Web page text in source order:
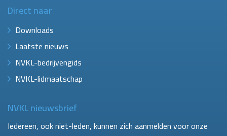
Direct naar
Downloads
Laatste nieuws
NVKL-bedrijvengids
NVKL-lidmaatschap
NVKL nieuwsbrief
Iedereen, ook niet-leden, kunnen zich aanmelden voor onze